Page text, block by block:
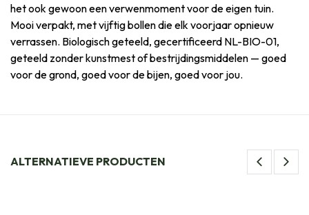
het ook gewoon een verwenmoment voor de eigen tuin.
Mooi verpakt, met vijftig bollen die elk voorjaar opnieuw
verrassen. Biologisch geteeld, gecertificeerd NL-BIO-01,
geteeld zonder kunstmest of bestrijdingsmiddelen — goed
voor de grond, goed voor de bijen, goed voor jou.
ALTERNATIEVE PRODUCTEN